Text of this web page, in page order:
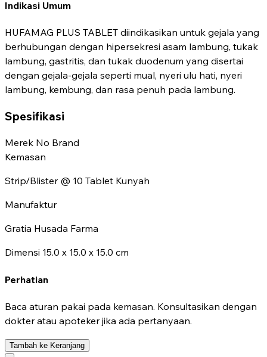
Indikasi Umum
HUFAMAG PLUS TABLET diindikasikan untuk gejala yang
berhubungan dengan hipersekresi asam lambung, tukak
lambung, gastritis, dan tukak duodenum yang disertai
dengan gejala-gejala seperti mual, nyeri ulu hati, nyeri
lambung, kembung, dan rasa penuh pada lambung.
Spesifikasi
Merek No Brand
Kemasan
Strip/Blister @ 10 Tablet Kunyah
Manufaktur
Gratia Husada Farma
Dimensi 15.0 x 15.0 x 15.0 cm
Perhatian
Baca aturan pakai pada kemasan. Konsultasikan dengan
dokter atau apoteker jika ada pertanyaan.
Tambah ke Keranjang